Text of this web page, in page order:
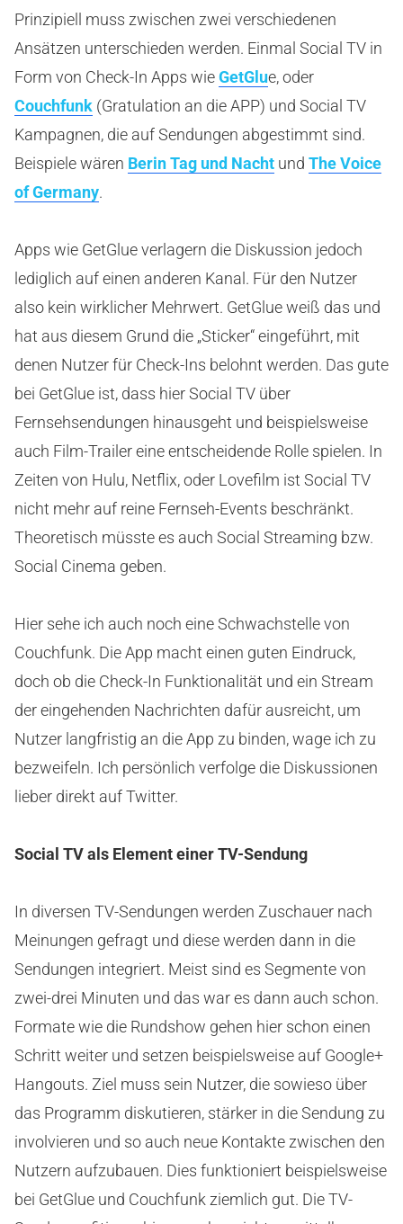
Prinzipiell muss zwischen zwei verschiedenen
Ansätzen unterschieden werden. Einmal Social TV in
Form von Check-In Apps wieGetGlue, oder
Couchfunk (Gratulation an die APP) und Social TV
Kampagnen, die auf Sendungen abgestimmt sind.
Beispiele wären Berin Tag und Nacht und The Voice
of Germany.
Apps wie GetGlue verlagern die Diskussion jedoch
lediglich auf einen anderen Kanal. Für den Nutzer
also kein wirklicher Mehrwert. GetGlue weiß das und
hat aus diesem Grund die „Sticker“ eingeführt, mit
denen Nutzer für Check-Ins belohnt werden. Das gute
bei GetGlue ist, dass hier Social TV über
Fernsehsendungen hinausgeht und beispielsweise
auch Film-Trailer eine entscheidende Rolle spielen. In
Zeiten von Hulu, Netflix, oder Lovefilm ist Social TV
nicht mehr auf reine Fernseh-Events beschränkt.
Theoretisch müsste es auch Social Streaming bzw.
Social Cinema geben.
Hier sehe ich auch noch eine Schwachstelle von
Couchfunk. Die App macht einen guten Eindruck,
doch ob die Check-In Funktionalität und ein Stream
der eingehenden Nachrichten dafür ausreicht, um
Nutzer langfristig an die App zu binden, wage ich zu
bezweifeln. Ich persönlich verfolge die Diskussionen
lieber direkt auf Twitter.
Social TV als Element einer TV-Sendung
In diversen TV-Sendungen werden Zuschauer nach
Meinungen gefragt und diese werden dann in die
Sendungen integriert. Meist sind es Segmente von
zwei-drei Minuten und das war es dann auch schon.
Formate wie die Rundshow gehen hier schon einen
Schritt weiter und setzen beispielsweise auf Google+
Hangouts. Ziel muss sein Nutzer, die sowieso über
das Programm diskutieren, stärker in die Sendung zu
involvieren und so auch neue Kontakte zwischen den
Nutzern aufzubauen. Dies funktioniert beispielsweise
bei GetGlue und Couchfunk ziemlich gut. Die TV-